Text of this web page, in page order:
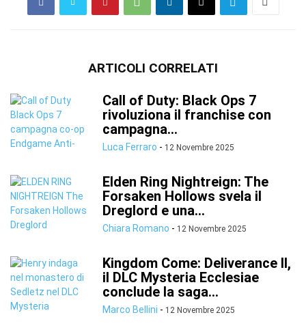
ARTICOLI CORRELATI
Call of Duty: Black Ops 7
rivoluziona il franchise con
campagna...
Luca Ferraro - 12 Novembre 2025
Elden Ring Nightreign: The
Forsaken Hollows svela il
Dreglord e una...
Chiara Romano - 12 Novembre 2025
Kingdom Come: Deliverance II,
il DLC Mysteria Ecclesiae
conclude la saga...
Marco Bellini - 12 Novembre 2025